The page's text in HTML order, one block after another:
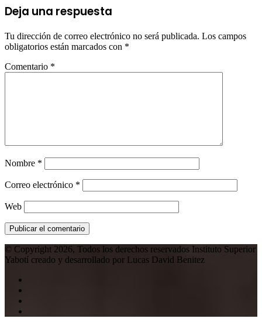
Deja una respuesta
Tu dirección de correo electrónico no será publicada. Los campos
obligatorios están marcados con *
Comentario *
Nombre *
Correo electrónico *
Web
© Copyright 2026, Todos los derechos reservados Instituto Superior
Yabotí creado y desarrollado por Lucas David Benitez